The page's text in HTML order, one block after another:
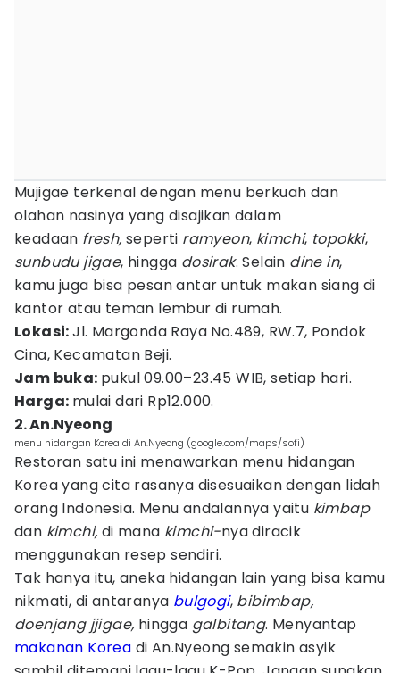
Mujigae terkenal dengan menu berkuah dan
olahan nasinya yang disajikan dalam
keadaan fresh,seperti ramyeon, kimchi, topokki,
sunbudu jigae, hingga dosirak. Selain dine in,
kamu juga bisa pesan antar untuk makan siang di
kantor atau teman lembur di rumah.
Lokasi:Jl. Margonda Raya No.489, RW.7, Pondok
Cina, Kecamatan Beji.
Jam buka: pukul 09.00–23.45 WIB, setiap hari.
Harga: mulai dari Rp12.000.
2. An.Nyeong
menu hidangan Korea di An.Nyeong (google.com/maps/sofi)
Restoran satu ini menawarkan menu hidangan
Korea yang cita rasanya disesuaikan dengan lidah
orang Indonesia. Menu andalannya yaitu kimbap
dan kimchi, di mana kimchi-nya diracik
menggunakan resep sendiri.
Tak hanya itu, aneka hidangan lain yang bisa kamu
nikmati, di antaranya bulgogi, bibimbap,
doenjang jjigae, hingga galbitang. Menyantap
makanan Korea di An.Nyeong semakin asyik